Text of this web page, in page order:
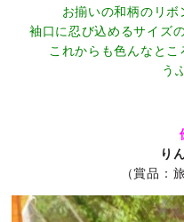
お揃いの和柄のリボ
袖口に忍び込めるサイズ
これからも色んなとこ
う
り
（賞品：